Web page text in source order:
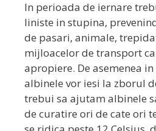
In perioada de iernare
liniste in stupina,
de pasari, animale,
mijloacelor de transport
apropiere. De asemenea
albinele vor iesi la zborul
trebui sa ajutam albinele
de curatire ori de cate ori